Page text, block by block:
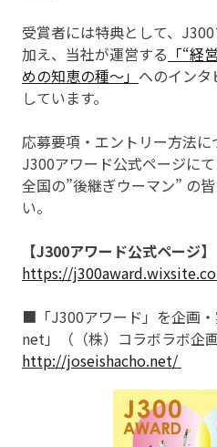
受賞者には特典として、
加え、当社が運営する 「“経
めの知恵の種～」 へのイン
しています。
応募要項・エントリー方法
J300アワード公式ページにて
全国の”後継ぎウーマン” の
い。
【J300アワード公式ページ】
https://
■「J300アワード」を企画・
net」（（株）コラボラボ企
http://joseishacho.net/